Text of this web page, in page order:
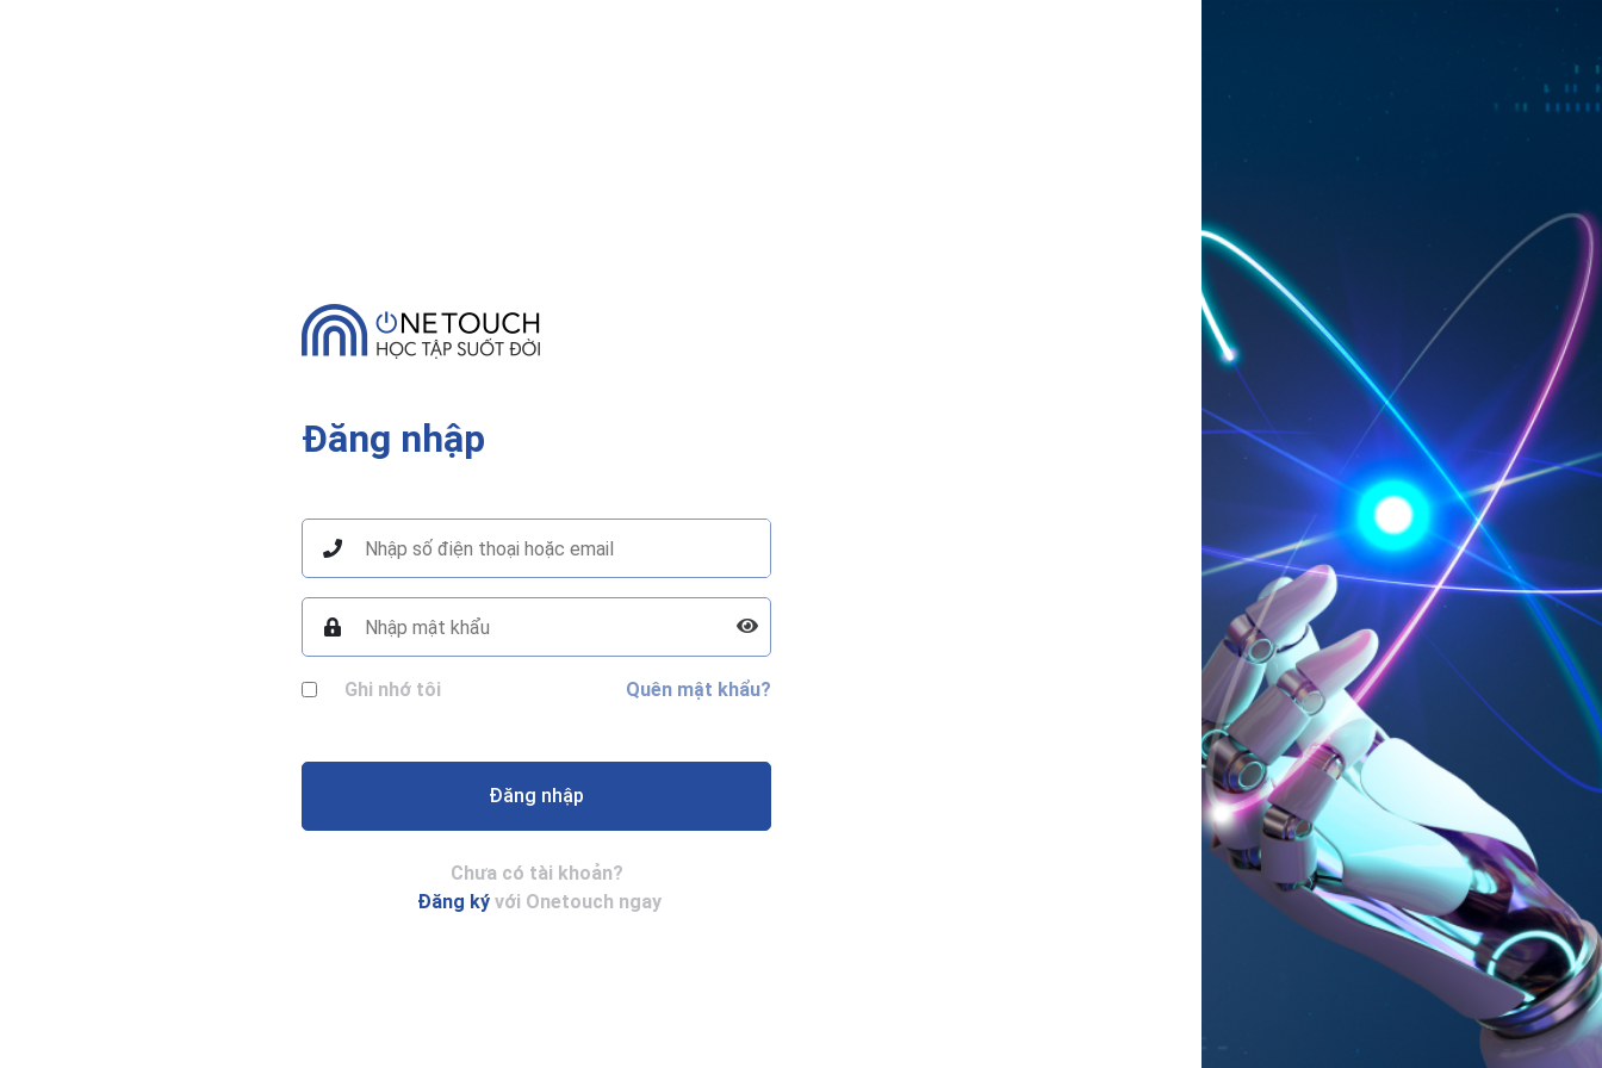
Đăng nhập
Ghi nhớ tôi Quên mật khẩu?
Đăng nhập
Chưa có tài khoản?
Đăng ký với Onetouch ngay